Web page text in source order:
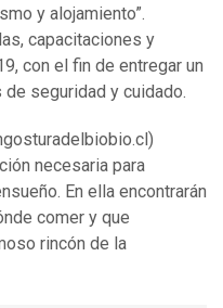
y alojamiento”.
capacitaciones y
con el fin de entregar un
seguridad y cuidado.
necesaria para
En ella encontrarán
comer y que
rincón de la